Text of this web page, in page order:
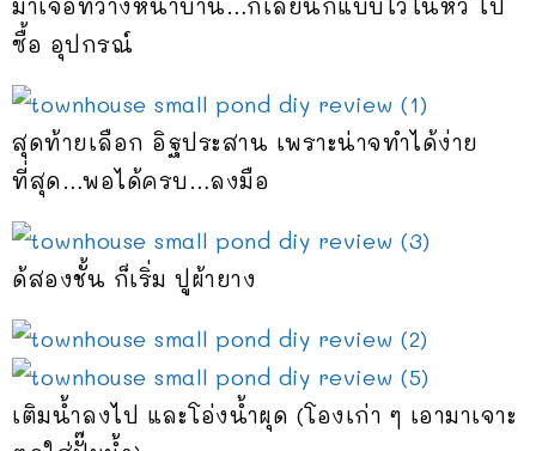
มาเจอที่ว่างหน้าบ้าน…ก็เลยนึกแบบไว้ในหัว ไป
ซื้อ อุปกรณ์
สุดท้ายเลือก อิฐประสาน เพราะน่าจทำได้ง่าย
ที่สุด…พอได้ครบ…ลงมือ
ด้สองชั้น ก็เริ่ม ปูผ้ายาง
เติมน้ำลงไป และโอ่งน้ำผุด (โองเก่า ๆ เอามาเจาะ